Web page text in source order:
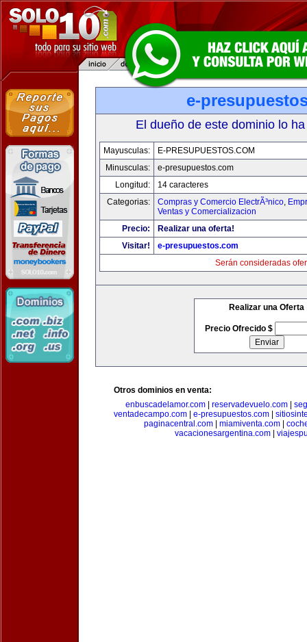
e-
El dueño de este dominio lo
Mayusculas:
E-PRESUPUESTOS.COM
Minusculas:
e-presupuestos.com
Longitud:
14 caracteres
Categorias:
Compras y Comercio ElectrÃ³nico,
Ventas y Comercializacion
Precio:
Realizar una oferta!
Visitar!
e-presupuestos.com
Serán consideradas
Realizar una Oferta
Precio Ofrecido $
Otros dominios en venta:
enbuscadelamor.com
reservadevuelo.com
ventadecampo.com
e-presupuestos.com
paginacentral.com| miamiventa.com|
vacacionesargentina.com